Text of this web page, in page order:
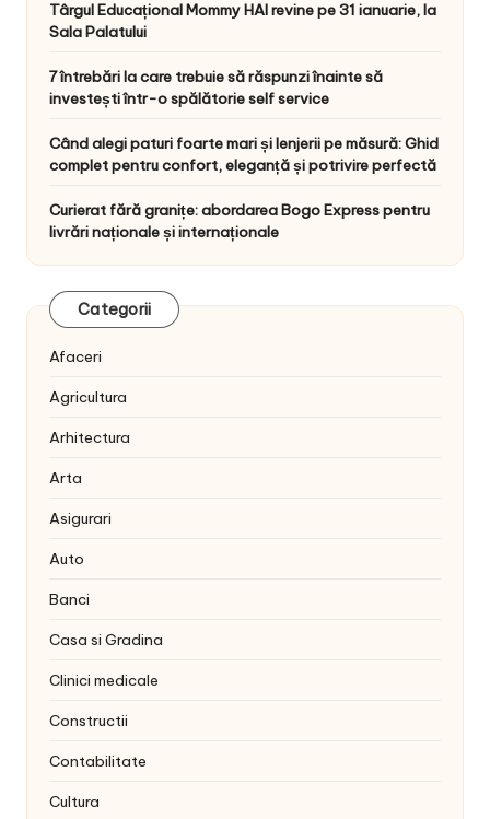
Târgul Educațional Mommy HAI revine pe 31 ianuarie, la
Sala Palatului
7 întrebări la care trebuie să răspunzi înainte să
investești într-o spălătorie self service
Când alegi paturi foarte mari și lenjerii pe măsură: Ghid
complet pentru confort, eleganță și potrivire perfectă
Curierat fără granițe: abordarea Bogo Express pentru
livrări naționale și internaționale
Categorii
Afaceri
Agricultura
Arhitectura
Arta
Asigurari
Auto
Banci
Casa si Gradina
Clinici medicale
Constructii
Contabilitate
Cultura